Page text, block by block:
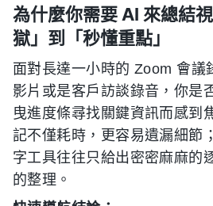
為什麼你需要 AI 來總結
獄」到「秒懂重點」
面對長達一小時的 Zoom 會議
影片或是客戶訪談錄音，你是
曳進度條尋找關鍵資訊而感到
記不僅耗時，更容易遺漏細節
字工具往往只給出密密麻麻的
的整理。